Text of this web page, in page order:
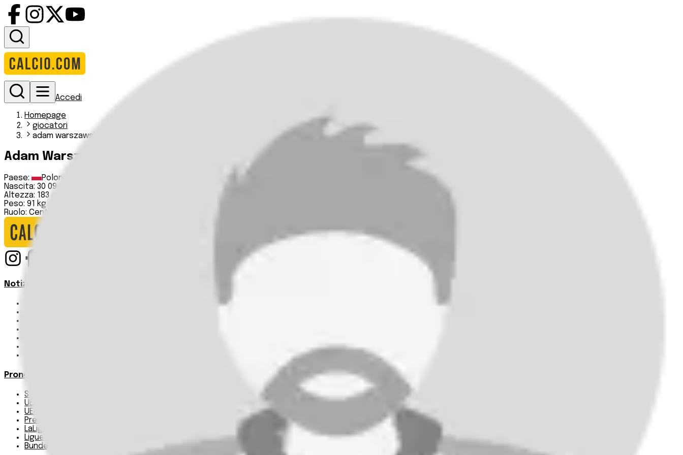
Accedi
Homepage
giocatori
adam warszawski
Adam Warszawski
Paese:
Polonia
Nascita: 30 09 1974
Altezza: 183 cm
Peso: 91 kg
Ruolo: Centrocampista
Notizie
Pronostici
Serie A
UEFA Champions League Teams
UEFA Europa League Teams
Premier League
LaLiga
Ligue 1
Bundesliga